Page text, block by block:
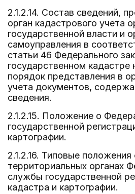
2.1.2.14. Состав сведений,
орган кадастрового учета
государственной власти и
самоуправления в
статьи 46 Федерального
государственном
порядок представления в
учета документов,
сведения.
2.1.2.15. Положение о
государственной
картографии.
2.1.2.16. Типовые положения
территориальных органах
службы государственной
кадастра и картографии.